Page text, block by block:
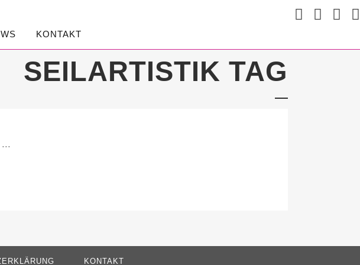
KONTAKT
SEILARTISTIK TAG
KONTAKT